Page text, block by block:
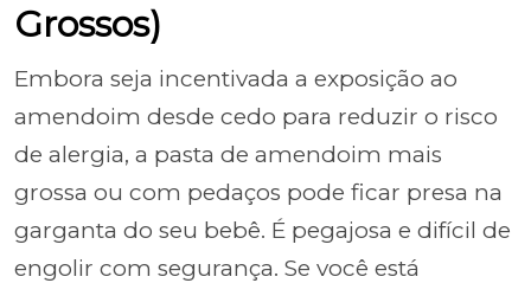
Grossos)
Embora seja incentivada a exposição ao
amendoim desde cedo para reduzir o risco
de alergia, a pasta de amendoim mais
grossa ou com pedaços pode ficar presa na
garganta do seu bebê. É pegajosa e difícil de
engolir com segurança. Se você está